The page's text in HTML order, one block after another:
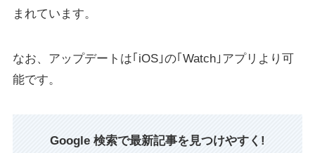
まれています。
なお、アップデートは｢iOS｣の｢Watch｣アプリより可
能です。
Google 検索で最新記事を見つけやすく!